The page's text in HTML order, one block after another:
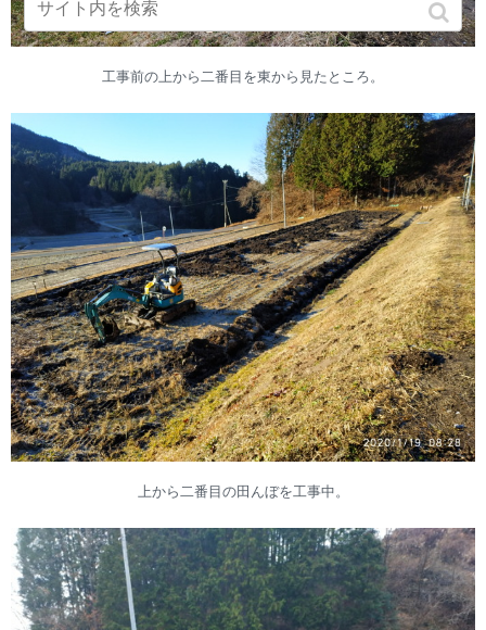
工事前の上から二番目を東から見たところ。
上から二番目の田んぼを工事中。